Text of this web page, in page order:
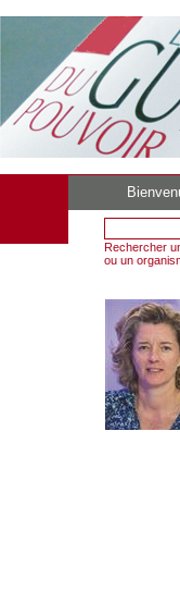
Rechercher
ou un